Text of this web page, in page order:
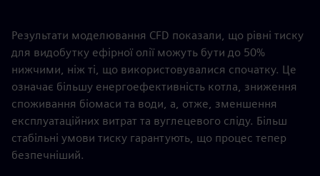
Результати моделювання CFD показали, що рівні тиску
для видобутку ефірної олії можуть бути до 50%
нижчими, ніж ті, що використовувалися спочатку. Це
означає більшу енергоефективність котла, зниження
споживання біомаси та води, а, отже, зменшення
експлуатаційних витрат та вуглецевого сліду. Більш
стабільні умови тиску гарантують, що процес тепер
безпечніший.